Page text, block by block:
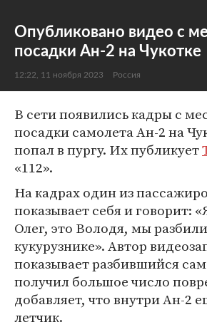
Опубликовано видео с
посадки Ан-2 на Чукотке
12:22, 11 ноября 2023 Россия
В сети появились кадры с
посадки самолета Ан-2 на
попал в пургу. Их публикует
«112».
На кадрах один из
показывает себя и говорит:
Олег, это Володя, мы
кукурузнике». Автор
показывает разбившийся
получил большое число
добавляет, что внутри Ан-2
летчик.